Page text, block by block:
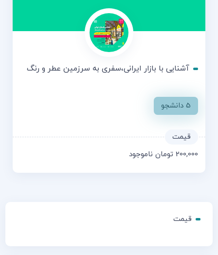
آشنایی با بازار ایرانی،سفری به سرزمین عطر و رنگ
5 دانشجو
200,000 تومان ناموجود
قیمت